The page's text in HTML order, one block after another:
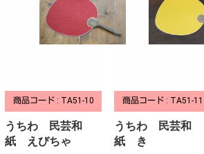
商品コード : TA51-10
うちわ 民芸和
紙 えびちゃ
商品コード : TA51-11
うちわ 民芸和
紙 き